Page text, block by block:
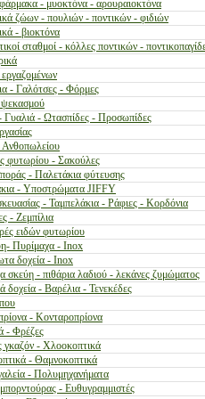
- μυοκτόνα - αρουραιοκτόνα
ζώων - πουλιών - ποντικών - φιδιών
- βιοκτόνα
σταθμοί - κόλλες ποντικών -
- Γαλότσες - Φόρμες
Γυαλιά - Ωτασπίδες - Προσωπίδες
φυτωρίου - Σακούλες
- Παλετάκια φύτευσης
- Υποστρώματα JIFFY
- Ταμπελάκια - Ράφιες - Κορδόνια
- Ζεμπίλια
ειδών φυτωρίου
Πυρίμαχα - Inox
δοχεία - Inox
σκεύη - πιθάρια λαδιού - λεκάνες ζυμώματος
δοχεία - Βαρέλια - Τενεκέδες
- Κονταροπρίονα
- Φρέζες
γκαζόν - Χλοοκοπτικά
- Θαμνοκοπτικά
- Πολυμηχανήματα
- Ευθυγραμμιστές